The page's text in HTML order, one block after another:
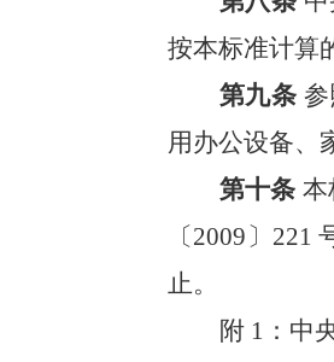
按本标准计算
第九条
用办公设备、
第十条 本
〔2009 〕 221
止。
附 1 ：中